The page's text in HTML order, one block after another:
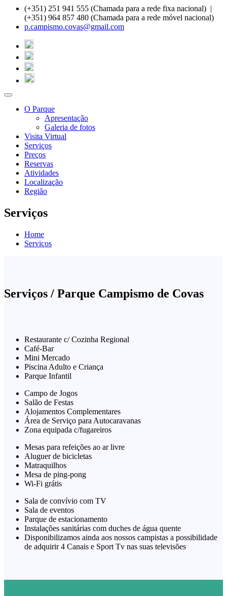
(+351) 251 941 555 (Chamada para a rede fixa nacional) |
(+351) 964 857 480 (Chamada para a rede móvel nacional)
p.campismo.covas@gmail.com
O Parque
Apresentação
Galeria de fotos
Visita Virtual
Serviços
Preços
Reservas
Atividades
Localização
Região
Serviços
Home
Serviços
Serviços / Parque Campismo de Covas
Restaurante c/ Cozinha Regional
Café-Bar
Mini Mercado
Piscina Adulto e Criança
Parque Infantil
Campo de Jogos
Salão de Festas
Alojamentos Complementares
Área de Serviço para Autocaravanas
Zona equipada c/fugareiros
Mesas para refeições ao ar livre
Aluguer de bicicletas
Matraquilhos
Mesa de ping-pong
Wi-Fi grátis
Sala de convívio com TV
Sala de eventos
Parque de estacionamento
Instalações sanitárias com duches de água quente
Disponibilizamos ainda aos nossos campistas a possibilidade
de adquirir 4 Canais e Sport Tv nas suas televisões